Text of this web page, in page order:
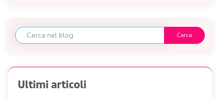
Ultimi articoli